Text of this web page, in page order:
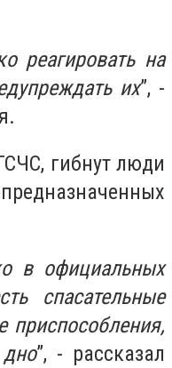
реагировать на
их”, -
гибнут люди
в официальных
спасательные
приспособления,
”, - рассказал